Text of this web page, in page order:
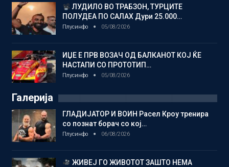
ЛУДИЛО ВО ТРАБЗОН, ТУРЦИТЕ
ПОЛУДЕА ПО САЛАХ Дури 25.000…
Плусинфо 05/08/2026
ИЏЕ Е ПРВ ВОЗАЧ ОД БАЛКАНОТ КОЈ ЌЕ
НАСТАПИ СО ПРОТОТИП…
Плусинфо 05/08/2026
Галерија
ГЛАДИЈАТОР И ВОИН Расел Кроу тренира
со познат борач со кој…
Плусинфо 06/08/2026
ЖИВЕЈ ГО ЖИВОТОТ ЗАШТО НЕМА